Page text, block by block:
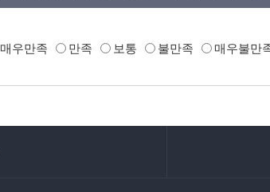
매우만족 만족 보통 불만족 매우불만